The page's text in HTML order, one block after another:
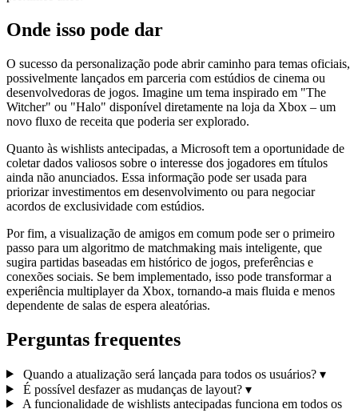
Onde isso pode dar
O sucesso da personalização pode abrir caminho para temas oficiais,
possivelmente lançados em parceria com estúdios de cinema ou
desenvolvedoras de jogos. Imagine um tema inspirado em "The
Witcher" ou "Halo" disponível diretamente na loja da Xbox – um
novo fluxo de receita que poderia ser explorado.
Quanto às wishlists antecipadas, a Microsoft tem a oportunidade de
coletar dados valiosos sobre o interesse dos jogadores em títulos
ainda não anunciados. Essa informação pode ser usada para
priorizar investimentos em desenvolvimento ou para negociar
acordos de exclusividade com estúdios.
Por fim, a visualização de amigos em comum pode ser o primeiro
passo para um algoritmo de matchmaking mais inteligente, que
sugira partidas baseadas em histórico de jogos, preferências e
conexões sociais. Se bem implementado, isso pode transformar a
experiência multiplayer da Xbox, tornando-a mais fluida e menos
dependente de salas de espera aleatórias.
Perguntas frequentes
Quando a atualização será lançada para todos os usuários? ▾
É possível desfazer as mudanças de layout? ▾
A funcionalidade de wishlists antecipadas funciona em todos os